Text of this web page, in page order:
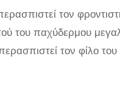
τον
του παχύδερμου
τον φίλο του
άτομο που το